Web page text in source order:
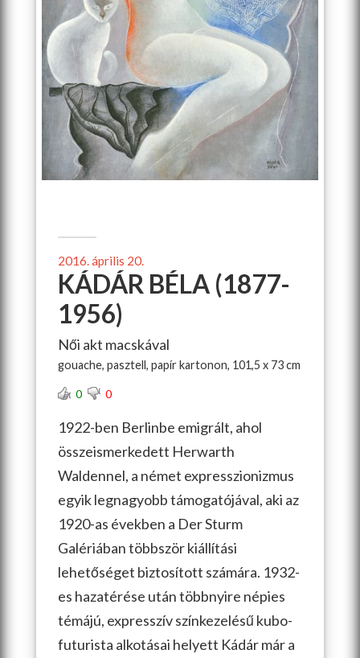
2016. április 20.
KÁDÁR BÉLA (1877-
1956)
Női akt macskával
gouache, pasztell, papír kartonon, 101,5 x 73 cm
0 0
1922-ben Berlinbe emigrált, ahol
összeismerkedett Herwarth
Waldennel, a német expresszionizmus
egyik legnagyobb támogatójával, aki az
1920-as években a Der Sturm
Galériában többször kiállítási
lehetőséget biztosított számára. 1932-
es hazatérése után többnyire népies
témájú, expresszív színkezelésű kubo-
futurista alkotásai helyett Kádár már a